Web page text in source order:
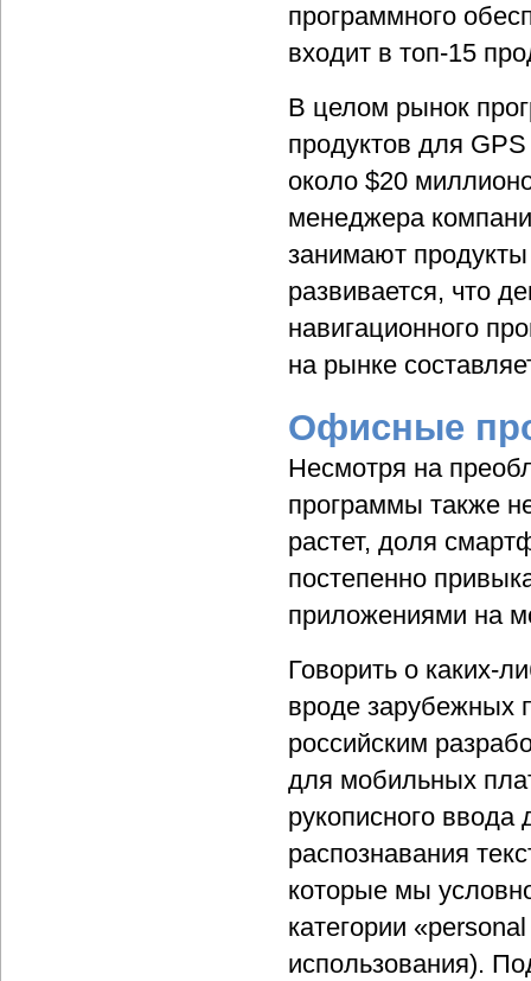
программного
входит в топ-15
В целом рынок
продуктов для
около $20
менеджера
занимают
развивается, что
навигационного
на рынке
Офисные
Несмотря на
программы также
растет, доля
постепенно
приложениями на
Говорить о каких-
вроде зарубежных
российским
для мобильных
рукописного
распознавания
которые мы
категории
использования).